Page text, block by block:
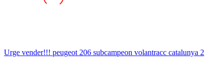
Urge vender!!! peugeot 206 subcampeon volantracc catalunya 2